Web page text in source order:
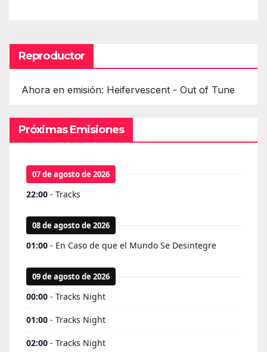
Reproductor
Ahora en emisión: Heifervescent - Out of Tune
Próximas Emisiones